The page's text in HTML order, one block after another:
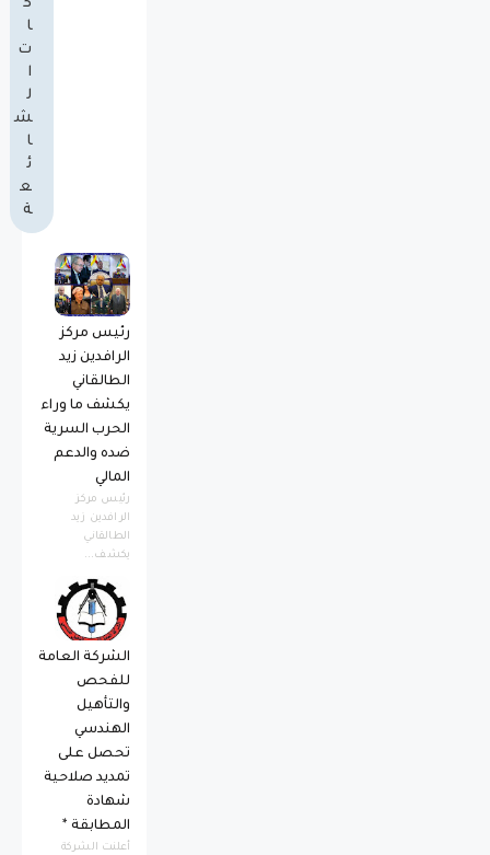
ك
ا
ت
ا
ل
ش
ا
ئ
ع
ة
رئيس مركز
الرافدين زيد
الطالقاني
يكشف ما وراء
الحرب السرية
ضده والدعم
المالي
رئيس مركز
الرافدين زيد
الطالقاني
يكشف...
الشركة العامة
للفحص
والتأهيل
الهندسي
تحصل على
تمديد صلاحية
شهادة
المطابقة *
أعلنت الشركة